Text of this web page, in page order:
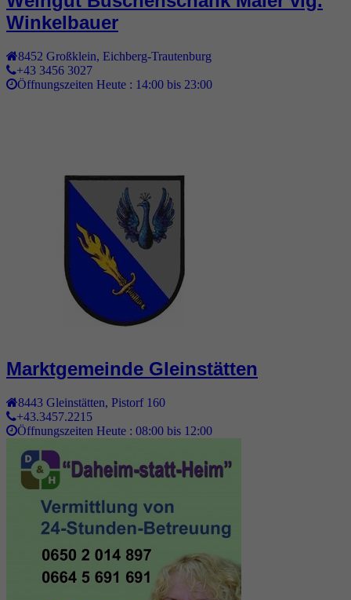
Winkelbauer
8452 Großklein, Eichberg-Trautenburg
+43 3456 3027
Öffnungszeiten Heute : 14:00 bis 23:00
Marktgemeinde Gleinstätten
8443 Gleinstätten Pistorf 160
+43.3457.2215
Öffnungszeiten Heute : 08:00 bis 12:00